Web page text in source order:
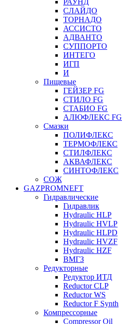
РАУНД
СЛАЙДО
ТОРНАДО
АССИСТО
АДВАНТО
СУППОРТО
ИНТЕГО
ИГП
И
Пищевые
ГЕЙЗЕР FG
СТИЛО FG
СТАБИО FG
АЛЮФЛЕКС FG
Смазки
ПОЛИФЛЕКС
ТЕРМОФЛЕКС
СТИЛФЛЕКС
АКВАФЛЕКС
СИНТОФЛЕКС
СОЖ
GAZPROMNEFT
Гидравлические
Гидравлик
Hydraulic HLP
Hydraulic HVLP
Hydraulic HLPD
Hydraulic HVZF
Hydraulic HZF
ВМГЗ
Редукторные
Редуктор ИТД
Reductor CLP
Reductor WS
Reductor F Synth
Компрессорные
Compressor Oil